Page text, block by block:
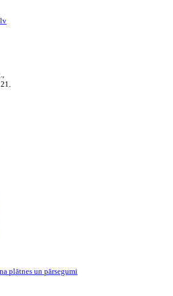
plātnes un pārsegumi